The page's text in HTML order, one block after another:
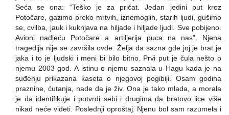
Seća se ona: “Teško je za pričat. Jedan jedini put kroz
Potočare, gazimo preko mrtvih, iznemoglih, starih ljudi, gušimo
se, cvilba, jauk i kuknjava na hiljade i hiljade ljudi. Sve pobijeno.
Avioni nadleću Potočare a artiljerija puca na nas”. Njena
tragedija nije se završila ovde. Želja da sazna gde joj je brat je
jaka i to je ljudski i meni bi bilo bitno. Prvi put je čula nešto o
njemu 2003 god. A istinu o njemu saznala u Hagu kada je na
suđenju prikazana kaseta o njegovoj pogibiji. Osam godina
praznine, ćutanja, nade da je živ. Ona je tako mlada, a morala
je da identifikuje i potvrdi sebi i drugima da bratovo lice više
nikad neće videti. Poslednji oproštaj. Njenu bol sam razumela i